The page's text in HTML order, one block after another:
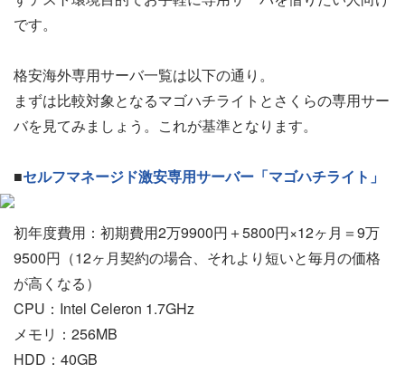
です。
格安海外専用サーバ一覧は以下の通り。
まずは比較対象となるマゴハチライトとさくらの専用サー
バを見てみましょう。これが基準となります。
■セルフマネージド激安専用サーバー「マゴハチライト」
初年度費用：初期費用2万9900円＋5800円×12ヶ月＝9万
9500円（12ヶ月契約の場合、それより短いと毎月の価格
が高くなる）
CPU：Intel Celeron 1.7GHz
メモリ：256MB
HDD：40GB